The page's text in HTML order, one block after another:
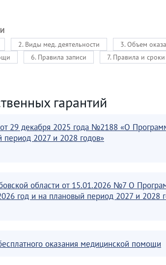
2. Виды мед. деятельности 3. Объем
6. Правила записи 7. Правила и
гарантий
29 декабря 2025 года №2188 «О
2027 и 2028 годов»
области от 15.01.2026 №7 О
год и на плановый период 2027 и 2028
оказания медицинской помощи